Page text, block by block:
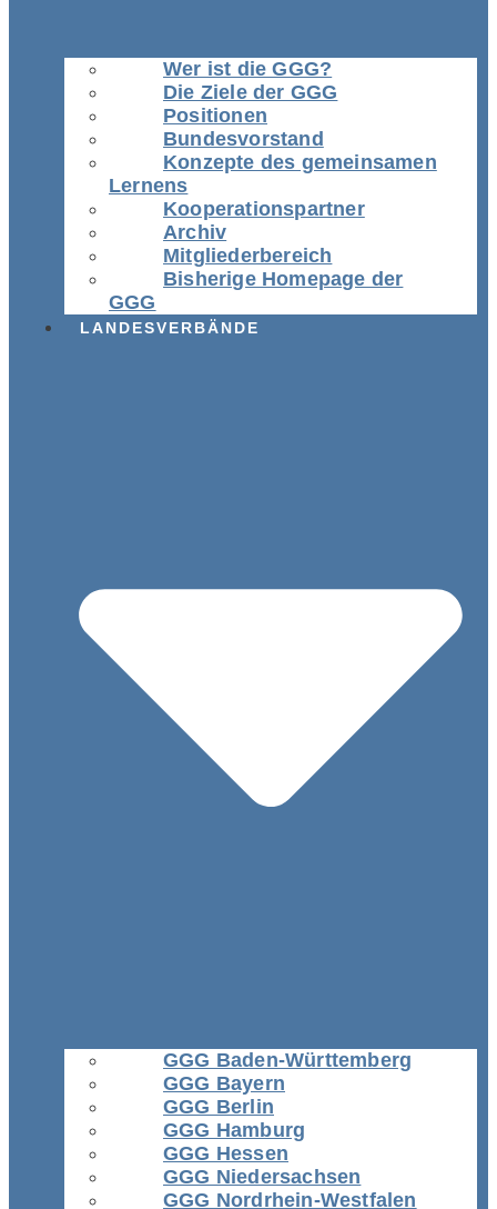
Wer ist die GGG?
Die Ziele der GGG
Positionen
Bundesvorstand
Konzepte des gemeinsamen
Lernens
Kooperationspartner
Archiv
Mitgliederbereich
Bisherige Homepage der
GGG
LANDESVERBÄNDE
GGG Baden-Württemberg
GGG Bayern
GGG Berlin
GGG Hamburg
GGG Hessen
GGG Niedersachsen
GGG Nordrhein-Westfalen